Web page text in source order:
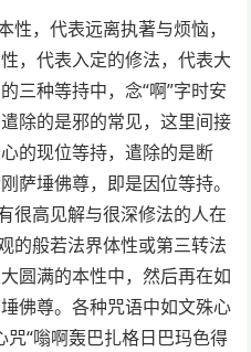
性，代表远离执著与烦恼，
，代表入定的修法，代表大
三种等持中，念“啊”字时安
除的是邪的常见，这里间接
的现位等持，遣除的是断
萨埵佛尊，即是因位等持。
很高见解与很深修法的人在
的般若法界体性或第三转法
圆满的本性中，然后再在如
佛尊。各种咒语中如文殊心
咒“嗡啊轰巴扎格日巴玛色得